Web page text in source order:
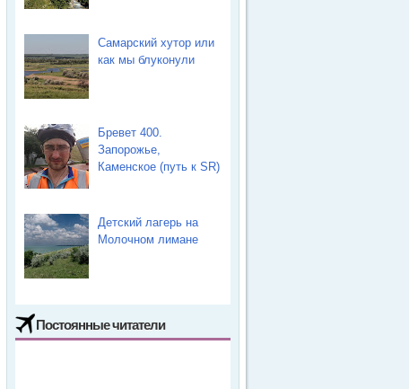
Самарский хутор или
как мы блуконули
Бревет 400.
Запорожье,
Каменское (путь к SR)
Детский лагерь на
Молочном лимане
Постоянные читатели